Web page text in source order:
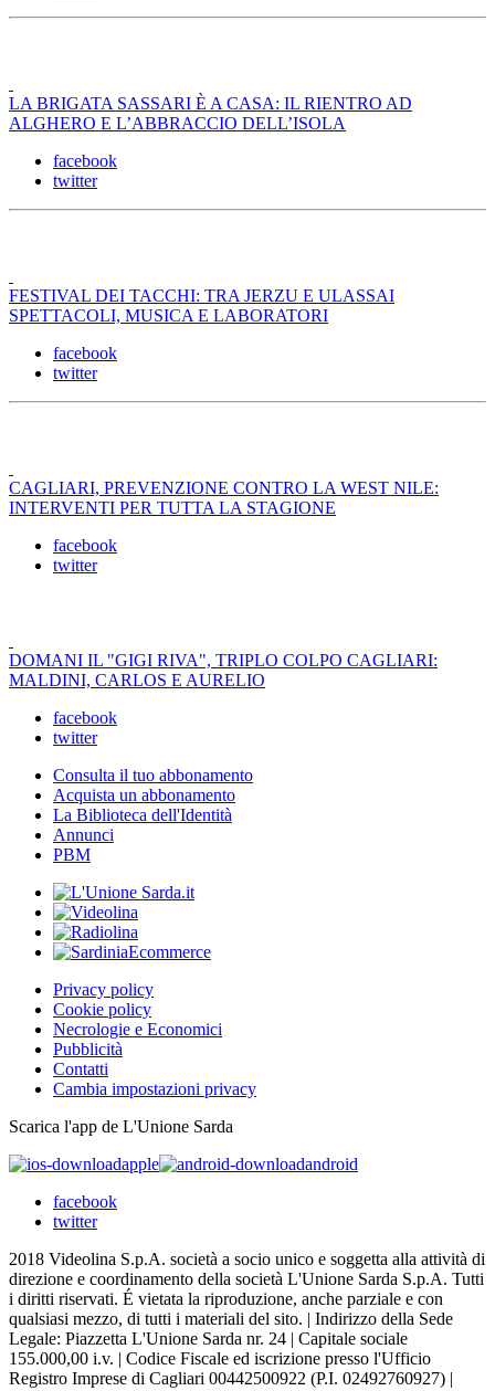
LA BRIGATA SASSARI È A CASA: IL RIENTRO AD
ALGHERO E L’ABBRACCIO DELL’ISOLA
facebook
twitter
FESTIVAL DEI TACCHI: TRA JERZU E ULASSAI
SPETTACOLI, MUSICA E LABORATORI
facebook
twitter
CAGLIARI, PREVENZIONE CONTRO LA WEST NILE:
INTERVENTI PER TUTTA LA STAGIONE
facebook
twitter
DOMANI IL "GIGI RIVA", TRIPLO COLPO CAGLIARI:
MALDINI, CARLOS E AURELIO
facebook
twitter
Consulta il tuo abbonamento
Acquista un abbonamento
La Biblioteca dell'Identità
Annunci
PBM
Privacy policy
Cookie policy
Necrologie e Economici
Pubblicità
Contatti
Cambia impostazioni privacy
Scarica l'app de L'Unione Sarda
apple
android
facebook
twitter
2018 Videolina S.p.A. società a socio unico e soggetta alla attività di
direzione e coordinamento della società L'Unione Sarda S.p.A. Tutti
i diritti riservati. É vietata la riproduzione, anche parziale e con
qualsiasi mezzo, di tutti i materiali del sito. | Indirizzo della Sede
Legale: Piazzetta L'Unione Sarda nr. 24 | Capitale sociale
155.000,00 i.v. | Codice Fiscale ed iscrizione presso l'Ufficio
Registro Imprese di Cagliari 00442500922 (P.I. 02492760927) |